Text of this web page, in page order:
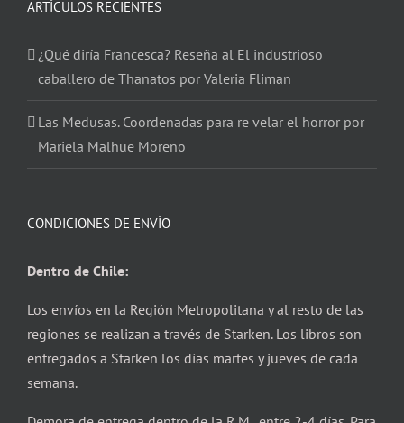
ARTÍCULOS RECIENTES
¿Qué diría Francesca? Reseña al El industrioso
caballero de Thanatos por Valeria Fliman
Las Medusas. Coordenadas para re velar el horror por
Mariela Malhue Moreno
CONDICIONES DE ENVÍO
Dentro de Chile:
Los envíos en la Región Metropolitana y al resto de las
regiones se realizan a través de Starken. Los libros son
entregados a Starken los días martes y jueves de cada
semana.